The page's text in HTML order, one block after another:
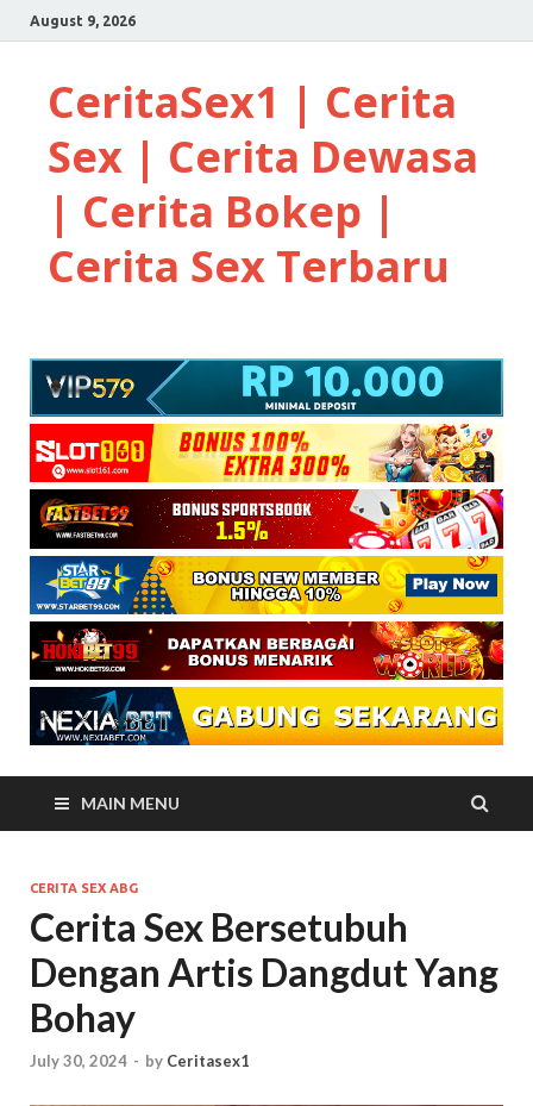
August 9, 2026
CeritaSex1 | Cerita
Sex | Cerita Dewasa
| Cerita Bokep |
Cerita Sex Terbaru
MAIN MENU
CERITA SEX ABG
Cerita Sex Bersetubuh
Dengan Artis Dangdut Yang
Bohay
July 30, 2024 - by Ceritasex1